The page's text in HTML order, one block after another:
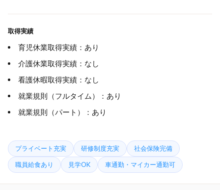
取得実績
育児休業取得実績：あり
介護休業取得実績：なし
看護休暇取得実績：なし
就業規則（フルタイム）：あり
就業規則（パート）：あり
プライベート充実 研修制度充実 社会保険完備
職員給食あり 見学OK 車通勤・マイカー通勤可